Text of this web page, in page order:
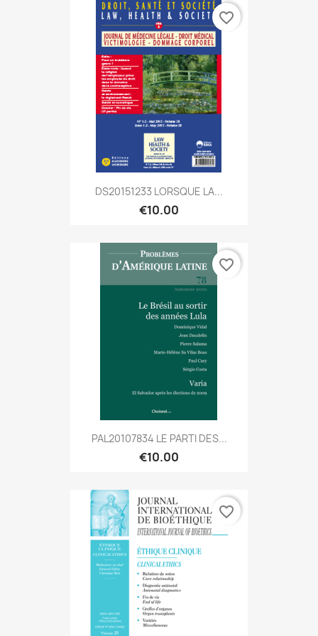
DS20151233 LORSQUE LA...
€10.00
favorite_border
PAL20107834 LE PARTI DES...
€10.00
favorite_border
favorite_border